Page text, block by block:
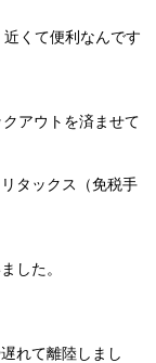
くて便利なんです
アウトを済ませて
タックス（免税手
した。
れて離陸しまし